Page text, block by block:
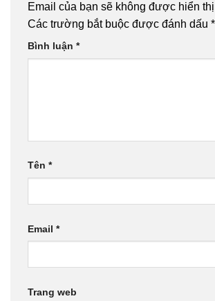
Email của bạn sẽ không được hiển
Các trường bắt buộc được đánh dấu *
Bình luận *
Tên *
Email *
Trang web